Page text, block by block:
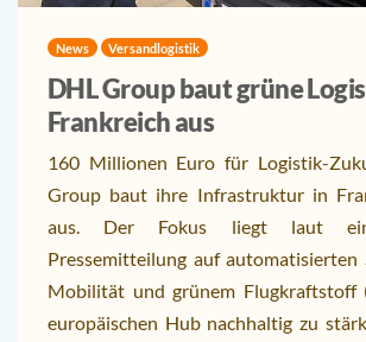
News Versandlogistik
DHL Group baut grüne
Frankreich aus
160 Millionen Euro für Logistik-
Group baut ihre Infrastruktur in
aus. Der Fokus liegt laut
Pressemitteilung auf automatisierten
Mobilität und grünem Flugkraftstoff
europäischen Hub nachhaltig zu